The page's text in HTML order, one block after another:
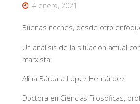
4 enero, 2021
Buenas noches, desde otro
Un análisis de la situación actual
marxista:
Alina Bárbara López Hernández
Doctora en Ciencias Filosóficas,